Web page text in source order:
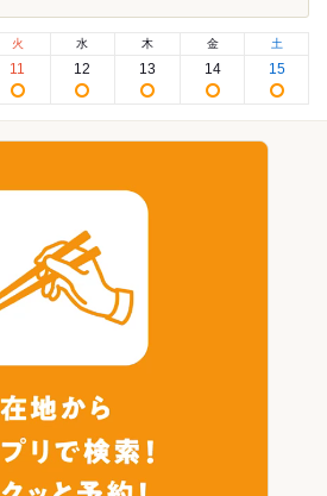
火
11
水
12
木
13
金
14
土
15